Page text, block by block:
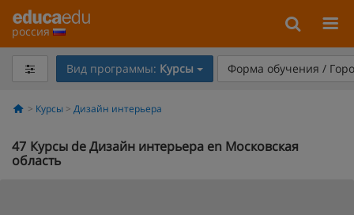
россия
Вид программы: Курсы Форма обучения /
Курсы Дизайн интерьера
47 Курсы de Дизайн интерьера en Московская
область